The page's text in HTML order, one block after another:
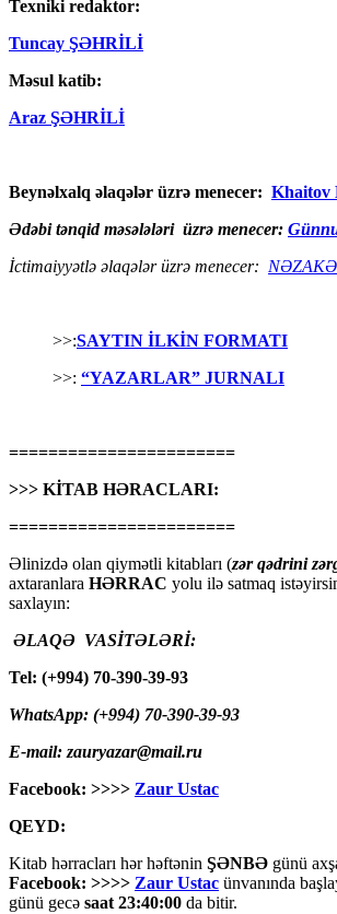
Texniki redaktor:
Tuncay ŞƏHRİLİ
Məsul katib:
Araz ŞƏHRİLİ
Beynəlxalq əlaqələr üzrə menecer: Khaitov
Ədəbi tənqid məsələləri üzrə menecer:
İctimaiyyətlə əlaqələr üzrə menecer:
>>:SAYTIN İLKİN FORMATI
>>: “YAZARLAR” JURNALI
=======================
>>> KİTAB HƏRACLARI:
=======================
Əlinizdə olan qiymətli kitabları (zər qədrini
axtaranlara HƏRRAC yolu ilə satmaq
saxlayın:
ƏLAQƏ VASİTƏLƏRİ:
Tel: (+994) 70-390-39-93
WhatsApp: (+994) 70-390-39-93
E-mail: zauryazar@mail.ru
Facebook: >>>> Zaur Ustac
QEYD:
Kitab hərracları hər həftənin ŞƏNBƏ günü
Facebook: >>>> Zaur Ustac ünvanında
günü gecə saat 23:40:00 da bitir.